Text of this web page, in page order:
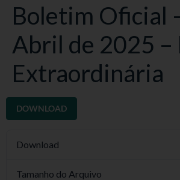
Boletim Oficial
Abril de 2025 –
Extraordinária
DOWNLOAD
Download
Tamanho do Arquivo